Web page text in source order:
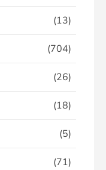
(13)
(704)
(26)
(18)
(5)
(71)